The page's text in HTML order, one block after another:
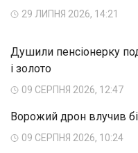
29 ЛИПНЯ 2026, 14:21
Душили пенсіонерку
і золото
09 СЕРПНЯ 2026, 12:47
Ворожий дрон влучив
09 СЕРПНЯ 2026, 10:24